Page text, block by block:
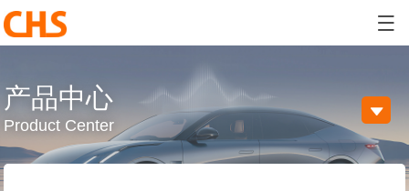

产品中心
Product Center
